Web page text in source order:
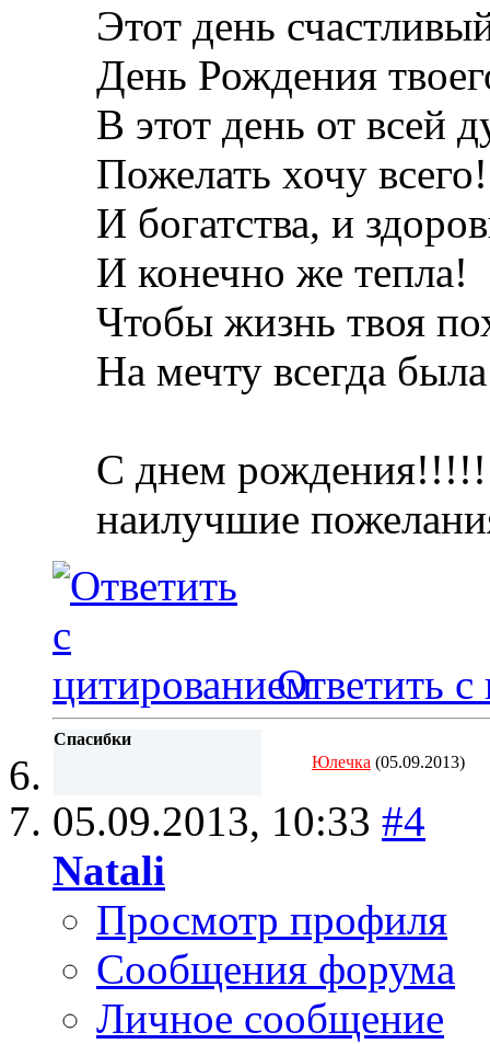
Этот день
День Рождения
В этот день от всей
Пожелать хочу всего!
И богатства, и
И конечно же тепла!
Чтобы жизнь твоя
На мечту всегда
С днем
наилучшие
Ответить с
Спасибки
Юлечка (05.09.2013)
05.09.2013, 10:33 #4
Natali
Просмотр профиля
Сообщения форума
Личное сообщение